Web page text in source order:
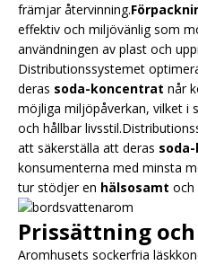
främjar återvinning.
effektiv och miljövänlig som
användningen av plast och
Distributionssystemet
deras soda-koncentrat når
möjliga miljöpåverkan, vilket i
och hållbar
att säkerställa att deras
konsumenterna med minsta
tur stödjer en hälsosamt och
Prissättning
Aromhusets sockerfria